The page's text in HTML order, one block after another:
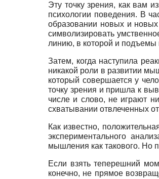
Эту точку зрения, как вам
психологии поведения. В
образовании новых и
символизировать
линию, в которой и подъемы
Затем, когда наступила
никакой роли в развитии
который совершается у
точку зрения и пришла к
числе и слово, не играют
схватывании отвлеченных
Как известно,
экспериментального
мышления как такового. Но
Если взять теперешний
конечно, не прямое